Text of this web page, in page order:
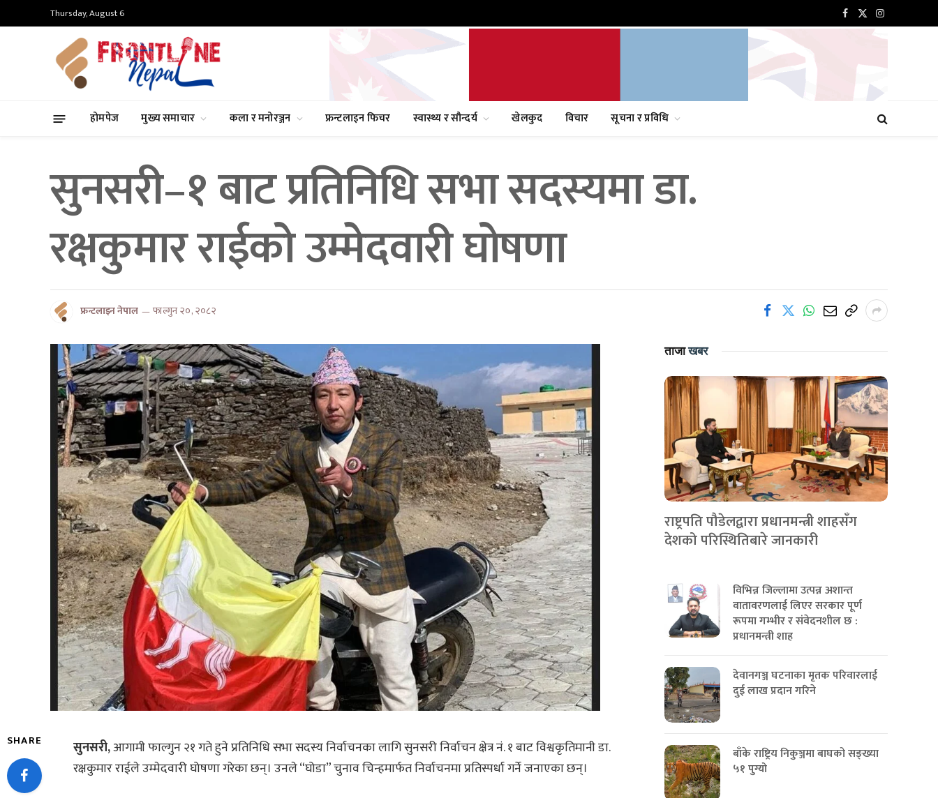
Thursday, August 6 Facebook
X
(Twitter)
Instagram
होमपेज मुख्य समाचार कला र मनोरञ्जन फ्रन्टलाइन फिचर स्वास्थ्य र सौन्दर्य खेलकुद विचार सूचना र प्रविधि
सुनसरी–१ बाट प्रतिनिधि सभा सदस्यमा डा.
रक्षकुमार राईको उम्मेदवारी घोषणा
फ्रन्टलाइन नेपाल फाल्गुन २०, २०८२
SHARE सुनसरी,आगामी फाल्गुन २१ गते हुने प्रतिनिधि सभा सदस्य निर्वाचनका लागि सुनसरी निर्वाचन क्षेत्र नं. १ बाट विश्वकृतिमानी डा.
रक्षकुमार राईले उम्मेदवारी घोषणा गरेका छन्। उनले “घोडा” चुनाव चिन्हमार्फत निर्वाचनमा प्रतिस्पर्धा गर्ने जनाएका छन्।
ताजाखबर
राष्ट्रपति पौडेलद्वारा प्रधानमन्त्री शाहसँग
देशको परिस्थितिबारे जानकारी
विभिन्न जिल्लामा उत्पन्न अशान्त
वातावरणलाई लिएर सरकार पूर्ण
रूपमा गम्भीर र संवेदनशील छ :
प्रधानमन्त्री शाह
देवानगञ्ज घटनाका मृतक परिवारलाई
दुई लाख प्रदान गरिने
बाँके राष्ट्रिय निकुञ्जमा बाघको सङ्ख्या
५१ पुग्यो